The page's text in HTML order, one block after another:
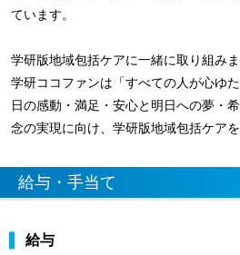
ています。
学研版地域包括ケアに一緒に取り組み
学研ココファンは「すべての人が心ゆ
日の感動・満足・安心と明日への夢・
念の実現に向け、学研版地域包括ケアを
給与・手当て
給与